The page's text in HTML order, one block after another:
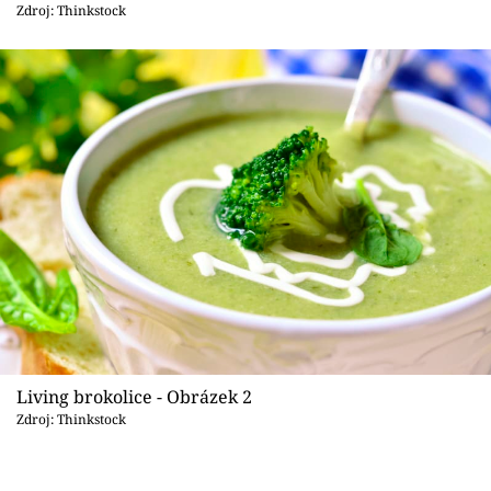
Přihlášení
Sledujte nás
Zdroj: Thinkstock
Living brokolice - Obrázek 2
Zdroj: Thinkstock